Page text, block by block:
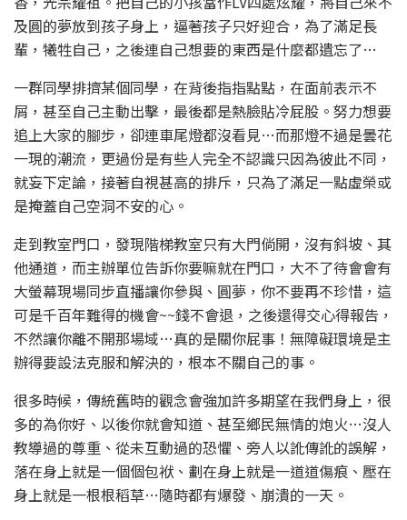
及圓的夢放到孩子身上，逼著孩子只好迎合，為了滿足長
輩，犧牲自己，之後連自己想要的東西是什麼都遺忘了…
一群同學排擠某個同學，在背後指指點點，在面前表示不
屑，甚至自己主動出擊，最後都是熱臉貼冷屁股。努力想要
追上大家的腳步，卻連車尾燈都沒看見…而那燈不過是曇花
一現的潮流，更過份是有些人完全不認識只因為彼此不同，
就妄下定論，接著自視甚高的排斥，只為了滿足一點虛榮或
是掩蓋自己空洞不安的心。
走到教室門口，發現階梯教室只有大門倘開，沒有斜坡、其
他通道，而主辦單位告訴你要嘛就在門口，大不了待會會有
大螢幕現場同步直播讓你參與、圓夢，你不要再不珍惜，這
可是千百年難得的機會~~錢不會退，之後還得交心得報告，
不然讓你離不開那場域…真的是關你屁事！無障礙環境是主
辦得要設法克服和解決的，根本不關自己的事。
很多時候，傳統舊時的觀念會強加許多期望在我們身上，很
多的為你好、以後你就會知道、甚至鄉民無情的炮火…沒人
教導過的尊重、從未互動過的恐懼、旁人以訛傳訛的誤解，
落在身上就是一個個包袱、劃在身上就是一道道傷痕、壓在
身上就是一根根稻草…隨時都有爆發、崩潰的一天。